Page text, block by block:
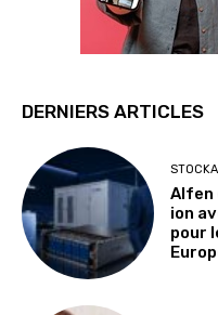
DERNIERS ARTICLES
Alfen
ion
pour